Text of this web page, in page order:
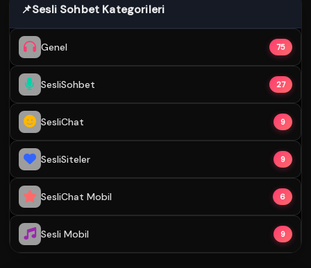
📌Sesli Sohbet Kategorileri
Genel 75
SesliSohbet 27
SesliChat 9
SesliSiteler 9
SesliChat Mobil 6
Sesli Mobil 9